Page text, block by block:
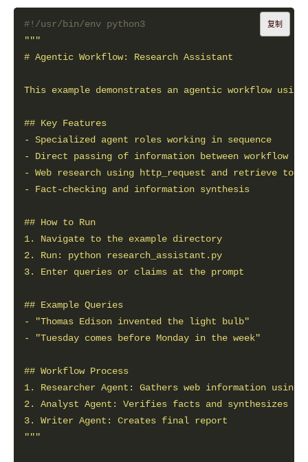
#!/usr/bin/env python3
"""
复制